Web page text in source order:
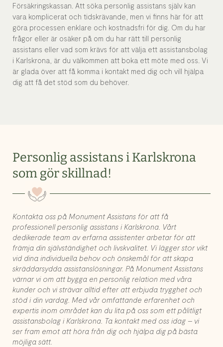
Försäkringskassan. Att söka personlig assistans själv kan
vara komplicerat och tidskrävande, men vi finns här för att
göra processen enklare och kostnadsfri för dig. Om du har
frågor eller är osäker på om du har rätt till personlig
assistans eller vad som krävs för att välja ett assistansbolag
i Karlskrona, är du välkommen att boka ett möte med oss. Vi
är glada över att få komma i kontakt med dig och vill hjälpa
dig att få det stöd som du behöver.
Personlig assistans i Karlskrona
som gör skillnad!
Kontakta oss på Monument Assistans för att få
professionell personlig assistans i Karlskrona. Vårt
dedikerade team av erfarna assistenter arbetar för att
främja din självständighet och livskvalitet. Vi lägger stor vikt
vid dina individuella behov och önskemål för att skapa
skräddarsydda assistanslösningar. På Monument Assistans
värnar vi om att bygga en personlig relation med våra
kunder och vi strävar alltid efter att erbjuda trygghet och
stöd i din vardag. Med vår omfattande erfarenhet och
expertis inom området kan du lita på oss som ett pålitligt
assistansbolag i Karlskrona. Ta kontakt med oss idag – vi
ser fram emot att höra från dig och hjälpa dig på bästa
möjliga sätt.